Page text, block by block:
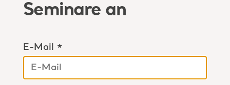
Seminare an
E-Mail *